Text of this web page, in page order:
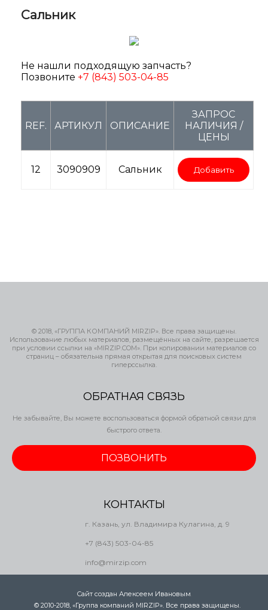
Сальник
Не нашли подходящую запчасть?
Позвоните +7 (843) 503-04-85
REF. АРТИКУЛ ОПИСАНИЕ
ЗАПРОС
НАЛИЧИЯ /
ЦЕНЫ
12 3090909 Сальник Добавить
© 2018, «ГРУППА КОМПАНИЙ MIRZIP». Все права защищены.
Использование любых материалов, размещённых на сайте, разрешается
при условии ссылки на «MIRZIP.COM». При копировании материалов со
страниц – обязательна прямая открытая для поисковых систем
гиперссылка.
ОБРАТНАЯ СВЯЗЬ
Не забывайте, Вы можете воспользоваться формой обратной связи для
быстрого ответа.
ПОЗВОНИТЬ
КОНТАКТЫ
г. Казань, ул. Владимира Кулагина, д. 9
+7 (843) 503-04-85
info@mirzip.com
Сайт создан Алексеем Ивановым
© 2010-2018, «Группа компаний MIRZIP». Все права защищены.